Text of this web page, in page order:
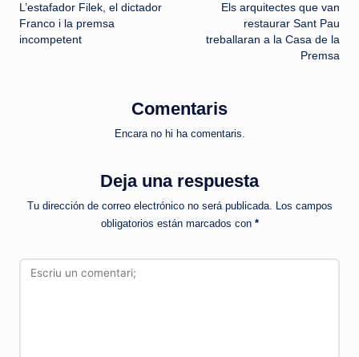
de
entradas
L’estafador Filek, el dictador
Franco i la premsa
incompetent
Els arquitectes que van
restaurar Sant Pau
treballaran a la Casa de la
Premsa
Comentaris
Encara no hi ha comentaris.
Deja una respuesta
Tu dirección de correo electrónico no será publicada. Los campos
obligatorios están marcados con *